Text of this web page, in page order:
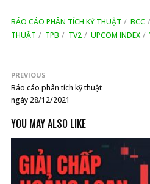
BÁO CÁO PHÂN TÍCH KỸ THUẬT BCC
THUẬT
TPB TV2 UPCOM INDEX
PREVIOUS
Báo cáo phân tích kỹ thuật
ngày 28/12/2021
YOU MAY ALSO LIKE